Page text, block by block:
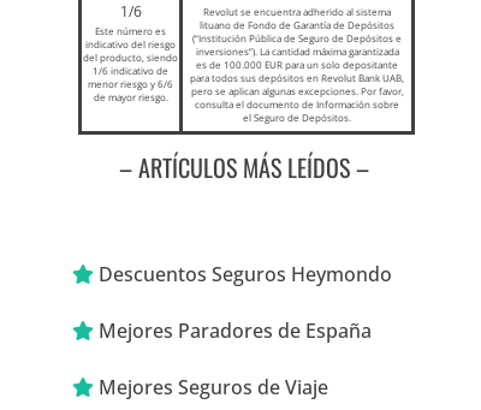
1/6
Este número es
indicativo del riesgo
del producto, siendo
1/6 indicativo de
menor riesgo y 6/6
de mayor riesgo.
Revolut se encuentra adherido al sistema
lituano de Fondo de Garantía de Depósitos
(“Institución Pública de Seguro de Depósitos e
inversiones”). La cantidad máxima garantizada
es de 100.000 EUR para un solo depositante
para todos sus depósitos en Revolut Bank UAB,
pero se aplican algunas excepciones. Por favor,
consulta el documento de Información sobre
el Seguro de Depósitos.
– ARTÍCULOS MÁS LEÍDOS –
Descuentos Seguros Heymondo
Mejores Paradores de España
Mejores Seguros de Viaje